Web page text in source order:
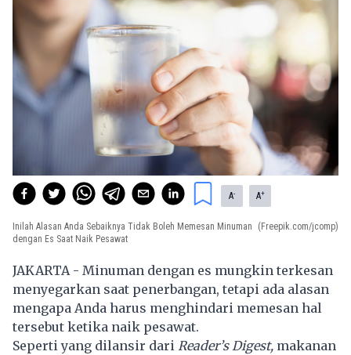
A- A+
Inilah Alasan Anda Sebaiknya Tidak Boleh Memesan Minuman
dengan Es Saat Naik Pesawat
(Freepik.com/jcomp)
JAKARTA - Minuman dengan es mungkin terkesan
menyegarkan saat penerbangan, tetapi ada alasan
mengapa Anda harus menghindari memesan hal
tersebut ketika naik pesawat.
Seperti yang dilansir dari Reader’s Digest, makanan